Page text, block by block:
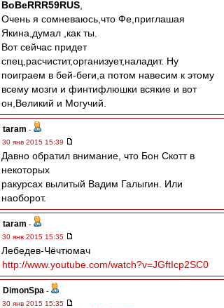
BoBeRRR59RUS
Очень я сомневаюсь,что Фе,приглашая
Якина,думал ,как ты.
Вот сейчас придет
спец,расчистит,организует,наладит. Ну
поиграем в бей-беги,а потом навесим к этому
всему мозги и финтифлюшки всякие и вот
он,Великий и Могучий.
taram -
30 янв 2015 15:39
Давно обратил внимание, что Бон Скотт в
некоторых
ракурсах вылитый Вадим Галыгин. Или
наоборот.
taram -
30 янв 2015 15:35
Лебедев-Чёчтюмач
http://www.youtube.com/watch?v=JGftIcp2SC0
DimonSpa -
30 янв 2015 15:35